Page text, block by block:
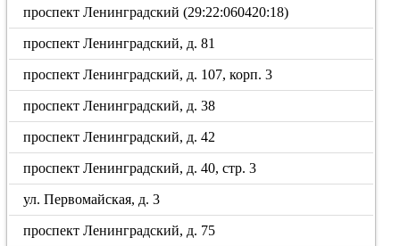
проспект Ленинградский (29:22:060420:18)
проспект Ленинградский, д. 81
проспект Ленинградский, д. 107, корп. 3
проспект Ленинградский, д. 38
проспект Ленинградский, д. 42
проспект Ленинградский, д. 40, стр. 3
ул. Первомайская, д. 3
проспект Ленинградский, д. 75